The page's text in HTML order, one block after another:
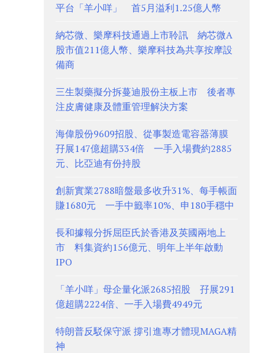
平台「羊小咩」 首5月溢利1.25億人幣
納芯微、樂摩科技通過上市聆訊 納芯微A
股市值211億人幣、樂摩科技為共享按摩設
備商
三生製藥擬分拆蔓迪股份主板上市 後者專
注皮膚健康及體重管理解決方案
海偉股份9609招股、從事製造電容器薄膜
孖展147億超購334倍 一手入場費約2885
元、比亞迪有份持股
創新實業2788暗盤最多收升31%、每手帳面
賺1680元 一手中籤率10%、申180手穩中
長和據報分拆屈臣氏於香港及英國兩地上
市 料集資約156億元、明年上半年啟動
IPO
「羊小咩」母企量化派2685招股 孖展291
億超購2224倍、一手入場費4949元
特朗普反駁保守派 撐引進專才體現MAGA精
神